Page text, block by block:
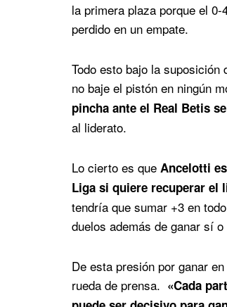
la primera plaza porque el
perdido en un empate.
Todo esto bajo la
no baje el pistón en ningún
pincha ante el Real Betis
al liderato.
Lo cierto es que Ancelotti
Liga si quiere recuperar el
tendría que sumar +3 en
duelos además de ganar sí
De esta presión por ganar
rueda de prensa. «Cada